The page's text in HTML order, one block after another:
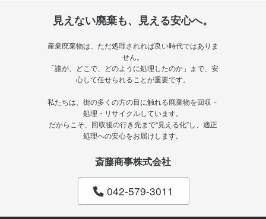
見えない廃棄も、見える安心へ。
産業廃棄物は、ただ処理されれば良い時代ではありま
せん。
「誰が、どこで、どのように処理したのか」まで、安
心して任せられることが重要です。
私たちは、街の多くの方の目に触れる廃棄物を回収・
処理・リサイクルしています。
だからこそ、回収後の行き先まで“見える化”し、適正
処理への安心をお届けします。
斎藤商事株式会社
042-579-3011